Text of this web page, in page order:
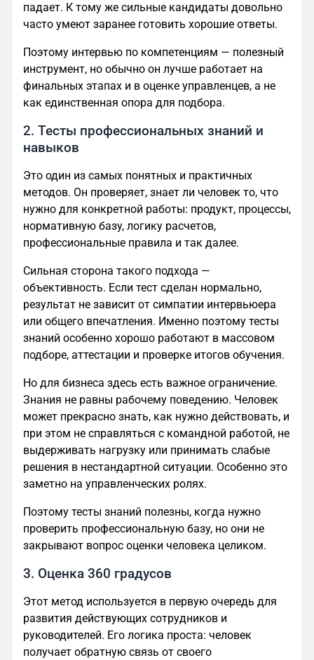
падает. К тому же сильные кандидаты довольно
часто умеют заранее готовить хорошие ответы.
Поэтому интервью по компетенциям — полезный
инструмент, но обычно он лучше работает на
финальных этапах и в оценке управленцев, а не
как единственная опора для подбора.
2. Тесты профессиональных знаний и
навыков
Это один из самых понятных и практичных
методов. Он проверяет, знает ли человек то, что
нужно для конкретной работы: продукт, процессы,
нормативную базу, логику расчетов,
профессиональные правила и так далее.
Сильная сторона такого подхода —
объективность. Если тест сделан нормально,
результат не зависит от симпатии интервьюера
или общего впечатления. Именно поэтому тесты
знаний особенно хорошо работают в массовом
подборе, аттестации и проверке итогов обучения.
Но для бизнеса здесь есть важное ограничение.
Знания не равны рабочему поведению. Человек
может прекрасно знать, как нужно действовать, и
при этом не справляться с командной работой, не
выдерживать нагрузку или принимать слабые
решения в нестандартной ситуации. Особенно это
заметно на управленческих ролях.
Поэтому тесты знаний полезны, когда нужно
проверить профессиональную базу, но они не
закрывают вопрос оценки человека целиком.
3. Оценка 360 градусов
Этот метод используется в первую очередь для
развития действующих сотрудников и
руководителей. Его логика проста: человек
получает обратную связь от своего